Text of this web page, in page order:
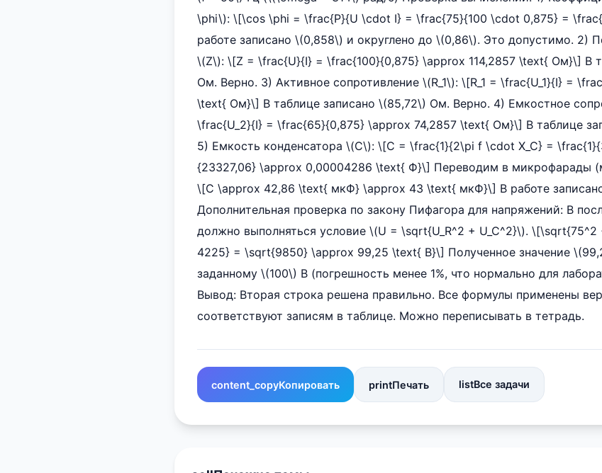
\phi\): \[\cos \phi = \frac{P}{U \cdot I} = \frac{75}{100 \cdot 0,875} =
работе записано \(0,858\) и округлено до \(0,86\). Это допустимо. 2)
\(Z\): \[Z = \frac{U}{I} = \frac{100}{0,875} \approx 114,2857 \text{ Ом}\] В
Ом. Верно. 3) Активное сопротивление \(R_1\): \[R_1 = \frac{U_1}{I} =
\text{ Ом}\] В таблице записано \(85,72\) Ом. Верно. 4) Емкостное
\frac{U_2}{I} = \frac{65}{0,875} \approx 74,2857 \text{ Ом}\] В таблице
5) Емкость конденсатора \(C\): \[C = \frac{1}{2\pi f \cdot X_C} =
{23327,06} \approx 0,00004286 \text{ Ф}\] Переводим в микрофарады
\[C \approx 42,86 \text{ мкФ} \approx 43 \text{ мкФ}\] В работе
Дополнительная проверка по закону Пифагора для напряжений: В
должно выполняться условие \(U = \sqrt{U_R^2 + U_C^2}\).
4225} = \sqrt{9850} \approx 99,25 \text{ В}\] Полученное значение
заданному \(100\) В (погрешность менее 1%, что нормально для
Вывод: Вторая строка решена правильно. Все формулы применены
соответствуют записям в таблице. Можно переписывать в тетрадь.
content_copyКопировать printПечать listВсе задачи